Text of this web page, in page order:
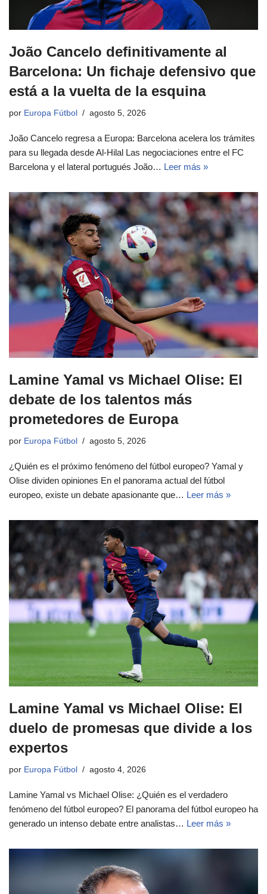
João Cancelo definitivamente al
Barcelona: Un fichaje defensivo que
está a la vuelta de la esquina
por Europa Fútbol agosto 5, 2026
João Cancelo regresa a Europa: Barcelona acelera los trámites
para su llegada desde Al-Hilal Las negociaciones entre el FC
Barcelona y el lateral portugués João… Leer más »
Lamine Yamal vs Michael Olise: El
debate de los talentos más
prometedores de Europa
por Europa Fútbol agosto 5, 2026
¿Quién es el próximo fenómeno del fútbol europeo? Yamal y
Olise dividen opiniones En el panorama actual del fútbol
europeo, existe un debate apasionante que… Leer más »
Lamine Yamal vs Michael Olise: El
duelo de promesas que divide a los
expertos
por Europa Fútbol agosto 4, 2026
Lamine Yamal vs Michael Olise: ¿Quién es el verdadero
fenómeno del fútbol europeo? El panorama del fútbol europeo ha
generado un intenso debate entre analistas… Leer más »